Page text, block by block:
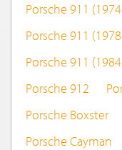
Porsche 911
Porsche 911
Porsche 911
Porsche 912
Porsche Boxster
Porsche Cayman